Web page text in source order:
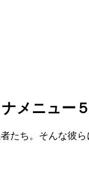
メニュー
たち。そんな彼